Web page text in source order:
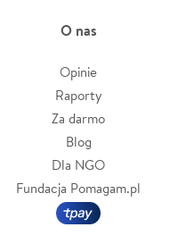
O nas
Opinie
Raporty
Za darmo
Blog
Dla NGO
Fundacja Pomagam.pl